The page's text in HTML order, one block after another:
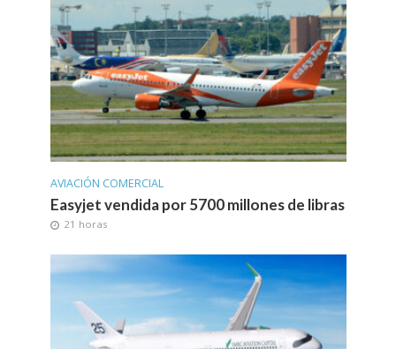
AVIACIÓN COMERCIAL
Easyjet vendida por 5700 millones de libras
21 horas